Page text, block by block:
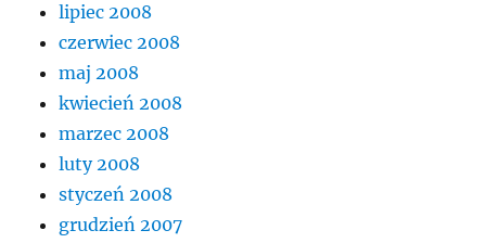
lipiec 2008
czerwiec 2008
maj 2008
kwiecień 2008
marzec 2008
luty 2008
styczeń 2008
grudzień 2007